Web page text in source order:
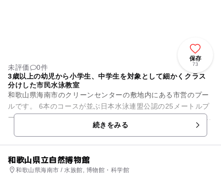
保存
73
未評価
0件
3歳以上の幼児から小学生、中学生を対象として細かくクラス
分けした市民水泳教室
和歌山県海南市のクリーンセンターの敷地内にある市営のプー
ルです。 6本のコースが並ぶ日本水泳連盟公認の25メートルプ
ールと、幼児用チビッコプールを備えています。 屋内にある温
続きをみる
和歌山県立自然博物館
和歌山県海南市 / 水族館, 博物館・科学館